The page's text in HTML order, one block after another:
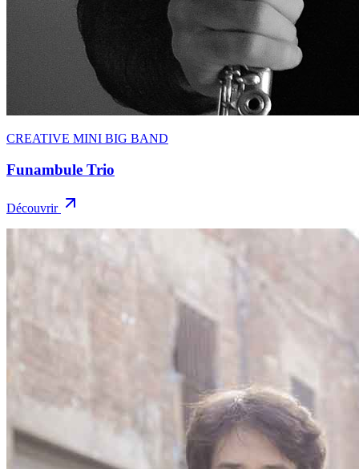
CREATIVE MINI BIG BAND
Funambule Trio
Découvrir